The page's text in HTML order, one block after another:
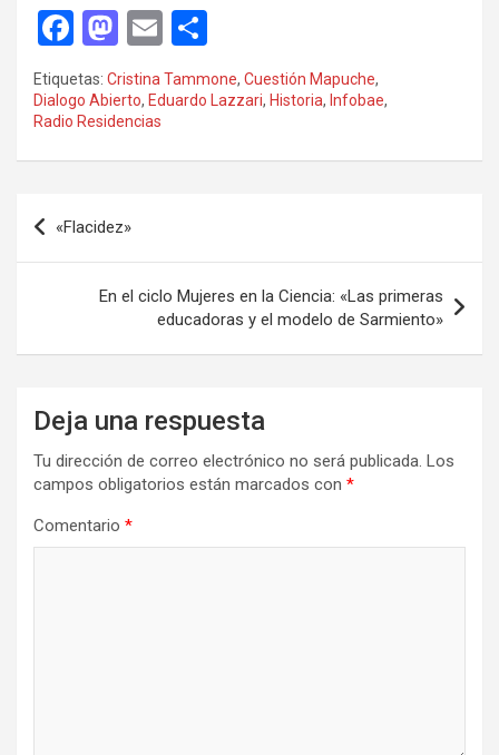
F
a
ce
b
o
k
M
a
st
o
d
n
E
m
ail m
ar
Etiquetas: Cristina Tammone, Cuestión Mapuche,
Dialogo Abierto, Eduardo Lazzari, Historia, Infobae,
Radio Residencias
Navegación
de
entradas
«Flacidez»
En el ciclo Mujeres en la Ciencia: «Las primeras
educadoras y el modelo de Sarmiento»
Deja una respuesta
Tu dirección de correo electrónico no será publicada. Los
campos obligatorios están marcados con *
Comentario *